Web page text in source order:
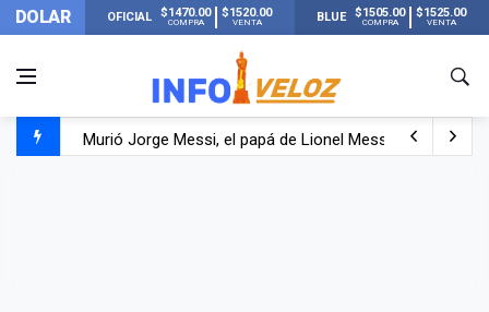
DOLAR OFICIAL $1470.00
COMPRA
$1520.00
VENTA BLUE $1505.00
COMPRA
$1525.00
VENTA
Murió Jorge Messi, el papá de Lionel Messi